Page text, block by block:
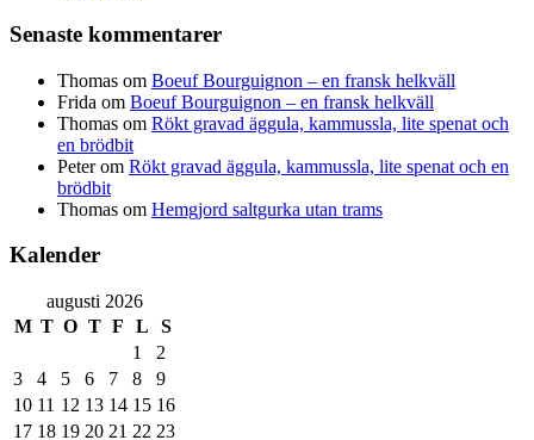
Senaste kommentarer
Thomas om Boeuf Bourguignon – en fransk helkväll
Frida om Boeuf Bourguignon – en fransk helkväll
Thomas om Rökt gravad äggula, kammussla, lite spenat och
en brödbit
Peterom Rökt gravad äggula, kammussla, lite spenat och en
brödbit
Thomas om Hemgjord saltgurka utan trams
Kalender
augusti 2026
M T O T F L
S
1
2
3
4 5 6 7 8
9
10 11 12 13 14 15 16
17 18 19 20 21 22 23